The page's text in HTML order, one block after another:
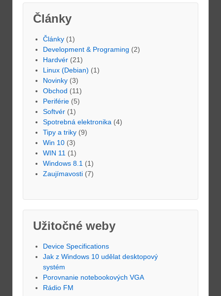
Články
Články (1)
Development & Programing (2)
Hardvér (21)
Linux (Debian) (1)
Novinky (3)
Obchod (11)
Periférie (5)
Softvér (1)
Spotrebná elektronika (4)
Tipy a triky (9)
Win 10 (3)
WIN 11 (1)
Windows 8.1 (1)
Zaujímavosti (7)
Užitočné weby
Device Specifications
Jak z Windows 10 udělat desktopový
systém
Porovnanie notebookových VGA
Rádio FM